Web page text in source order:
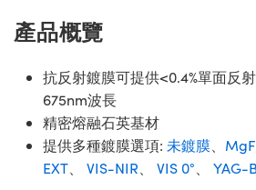
產品概覽
抗反射鍍膜可提供<0.4%單面反
675nm波長
精密熔融石英基材
提供多種鍍膜選項: 未鍍膜 MgF
EXT
VIS-NIR VIS 0° YAG-